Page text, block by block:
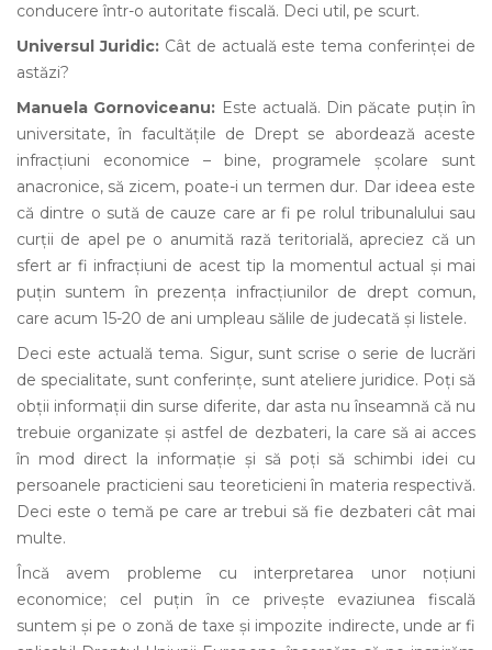
conducere într-o autoritate fiscală. Deci util, pe scurt.
Universul Juridic:Cât de actuală este tema conferinței de
astăzi?
Manuela Gornoviceanu: Este actuală. Din păcate puțin în
universitate, în facultățile de Drept se abordează aceste
infracțiuni economice – bine, programele școlare sunt
anacronice, să zicem, poate-i un termen dur. Dar ideea este
că dintre o sută de cauze care ar fi pe rolul tribunalului sau
curții de apel pe o anumită rază teritorială, apreciez că un
sfert ar fi infracțiuni de acest tip la momentul actual și mai
puțin suntem în prezența infracțiunilor de drept comun,
care acum 15-20 de ani umpleau sălile de judecată și listele.
Deci este actuală tema. Sigur, sunt scrise o serie de lucrări
de specialitate, sunt conferințe, sunt ateliere juridice. Poți să
obții informații din surse diferite, dar asta nu înseamnă că nu
trebuie organizate și astfel de dezbateri, la care să ai acces
în mod direct la informație și să poți să schimbi idei cu
persoanele practicieni sau teoreticieni în materia respectivă.
Deci este o temă pe care ar trebui să fie dezbateri cât mai
multe.
Încă avem probleme cu interpretarea unor noțiuni
economice; cel puțin în ce privește evaziunea fiscală
suntem și pe o zonă de taxe și impozite indirecte, unde ar fi